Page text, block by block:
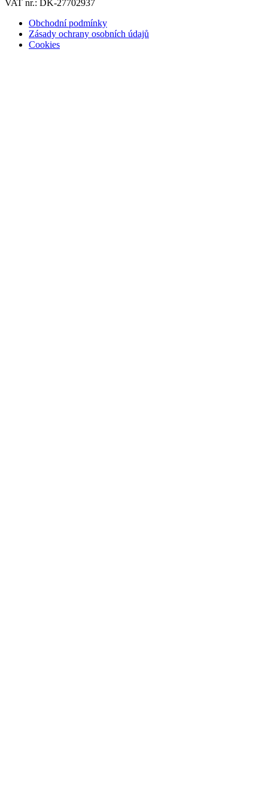
VAT nr.: DK-27702937
Obchodní podmínky
Zásady ochrany osobních údajů
Cookies